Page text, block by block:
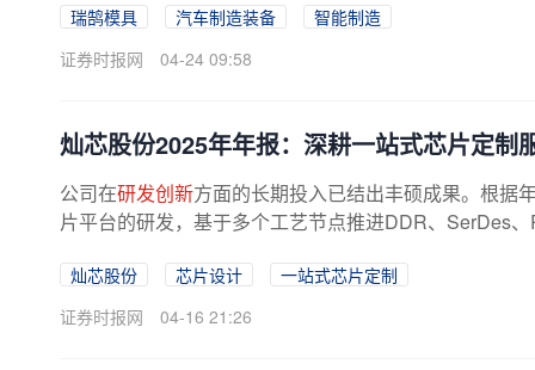
瑞鹄模具 汽车制造装备
智能制造
证券时报网
04-24 09:58
灿芯股份2025年年报：深耕一站式芯片定制
公司在研发创新方面的长期投入已结出丰硕成果。根据
片平台的研发，基于多个工艺节点推进DDR、SerDes
灿芯股份 芯片设计
一站式芯片定制
证券时报网
04-16 21:26